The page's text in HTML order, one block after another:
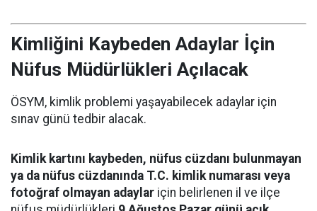
Kimliğini Kaybeden Adaylar İçin
Nüfus Müdürlükleri Açılacak
ÖSYM, kimlik problemi yaşayabilecek adaylar için
sınav günü tedbir alacak.
Kimlik kartını kaybeden, nüfus cüzdanı bulunmayan
ya da nüfus cüzdanında T.C. kimlik numarası veya
fotoğraf olmayan adaylar için belirlenen il ve ilçe